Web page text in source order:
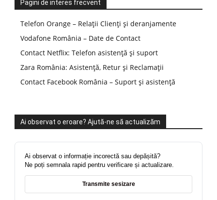
Pagini de interes frecvent
Telefon Orange – Relații Clienți și deranjamente
Vodafone România – Date de Contact
Contact Netflix: Telefon asistență și suport
Zara România: Asistență, Retur și Reclamații
Contact Facebook România – Suport și asistență
Ai observat o eroare? Ajută-ne să actualizăm
Ai observat o informație incorectă sau depășită?
Ne poți semnala rapid pentru verificare și actualizare.
Transmite sesizare